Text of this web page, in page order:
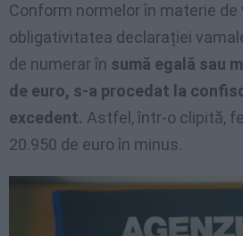
Conform normelor în materie de
obligativitatea declarației
de numerar în sumă egală sau
de euro, s-a procedat la
excedent. Astfel, într-o clipită,
20.950 de euro în minus.